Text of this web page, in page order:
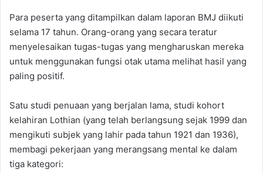
Para peserta yang ditampilkan dalam laporan BMJ diikuti
selama 17 tahun. Orang-orang yang secara teratur
menyelesaikan tugas-tugas yang mengharuskan mereka
untuk menggunakan fungsi otak utama melihat hasil yang
paling positif.
Satu studi penuaan yang berjalan lama, studi kohort
kelahiran Lothian (yang telah berlangsung sejak 1999 dan
mengikuti subjek yang lahir pada tahun 1921 dan 1936),
membagi pekerjaan yang merangsang mental ke dalam
tiga kategori: